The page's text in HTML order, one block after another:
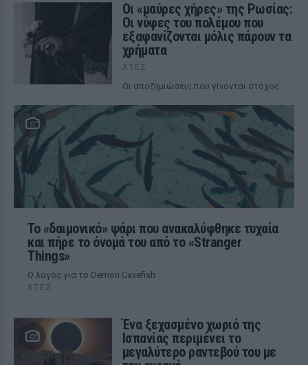
Οι «μαύρες χήρες» της Ρωσίας:
Οι νύφες του πολέμου που
εξαφανίζονται μόλις πάρουν τα
χρήματα
ΧΤΕΣ
Οι αποζημιώσεις που γίνονται στόχος
Το «δαιμονικό» ψάρι που ανακαλύφθηκε τυχαία
και πήρε το όνομά του από το «Stranger
Things»
Ο λόγος για το Demon Cavefish
ΧΤΕΣ
Ένα ξεχασμένο χωριό της
Ισπανίας περιμένει το
μεγαλύτερο ραντεβού του με